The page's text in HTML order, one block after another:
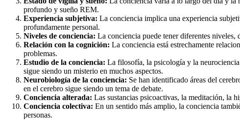
profundo y sueño REM.
Experiencia subjetiva: La conciencia implica una experiencia
profundamente personal.
Niveles de conciencia: La conciencia puede tener diferentes niveles,
Relación con la cognición: La conciencia está estrechamente
problemas.
Estudio de la conciencia: La filosofía, la psicología y la
sigue siendo un misterio en muchos aspectos.
Neurobiología de la conciencia: Se han identificado áreas del
en el cerebro sigue siendo un tema de debate.
Conciencia alterada: Las sustancias psicoactivas, la meditación, la
Conciencia colectiva: En un sentido más amplio, la conciencia
personas.